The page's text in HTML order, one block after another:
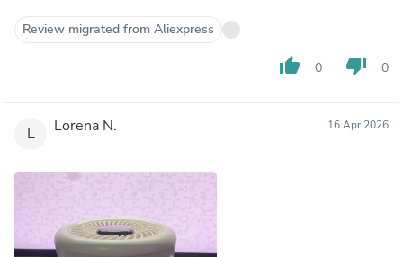
Review migrated from Aliexpress
thumb_up 0 thumb_down 0
L Lorena N. 16 Apr 2026